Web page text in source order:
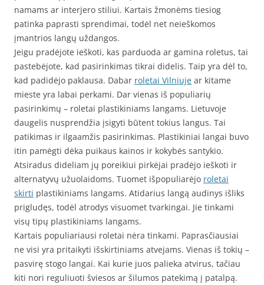
namams ar interjero stiliui. Kartais žmonėms tiesiog
patinka paprasti sprendimai, todėl net neieškomos
įmantrios langų uždangos.
Jeigu pradėjote ieškoti, kas parduoda ar gamina roletus, tai
pastebėjote, kad pasirinkimas tikrai didelis. Taip yra dėl to,
kad padidėjo paklausa. Dabar roletai Vilniuje ar kitame
mieste yra labai perkami. Dar vienas iš populiarių
pasirinkimų – roletai plastikiniams langams. Lietuvoje
daugelis nusprendžia įsigyti būtent tokius langus. Tai
patikimas ir ilgaamžis pasirinkimas. Plastikiniai langai buvo
itin pamėgti dėka puikaus kainos ir kokybės santykio.
Atsiradus dideliam jų poreikiui pirkėjai pradėjo ieškoti ir
alternatyvų užuolaidoms. Tuomet išpopuliarėjo roletai
skirti plastikiniams langams. Atidarius langą audinys išliks
prigludęs, todėl atrodys visuomet tvarkingai. Jie tinkami
visų tipų plastikiniams langams.
Kartais populiariausi roletai nėra tinkami. Paprasčiausiai
ne visi yra pritaikyti išskirtiniams atvejams. Vienas iš tokių –
pasvirę stogo langai. Kai kurie juos palieka atvirus, tačiau
kiti nori reguliuoti šviesos ar šilumos patekimą į patalpą.